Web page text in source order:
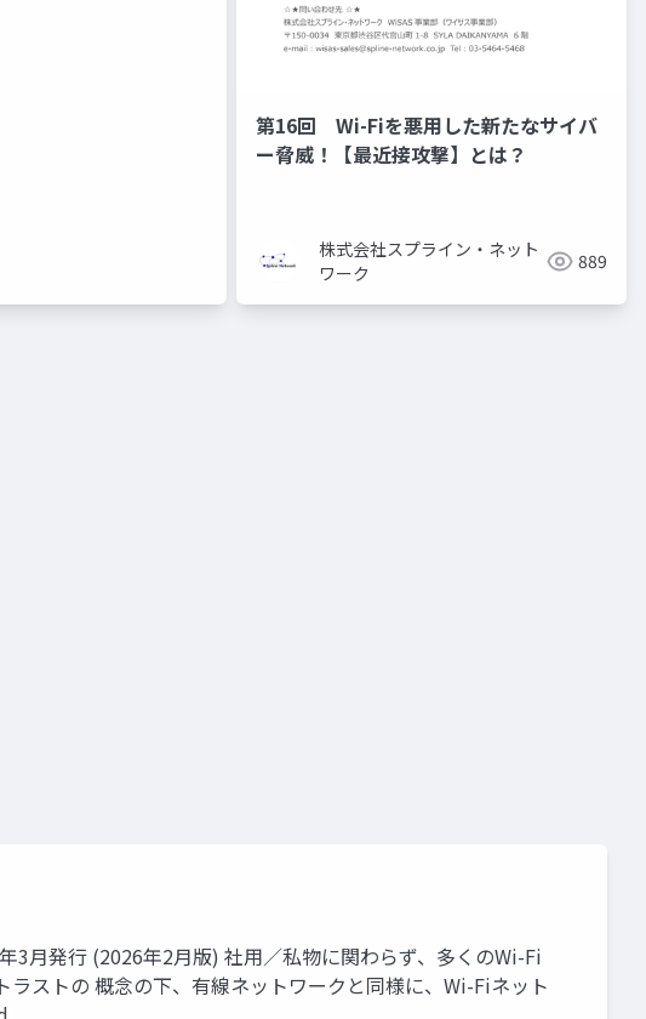
第16回 Wi-Fiを悪用した新たなサイバ
ー脅威！【最近接攻撃】とは？
株式会社スプライン・ネット
ワーク
889
3月発行 (2026年2月版) 社用／私物に関わらず、多くのWi-Fi
ストの 概念の下、有線ネットワークと同様に、Wi-Fiネット